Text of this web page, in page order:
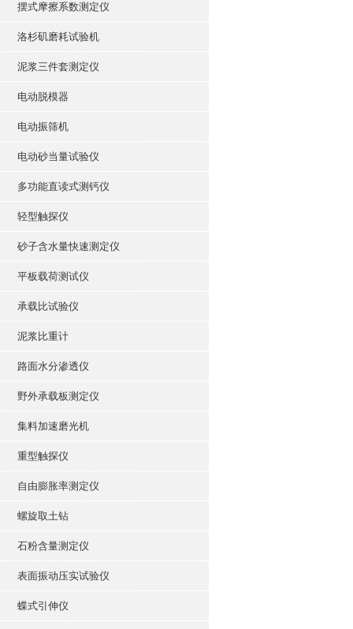
摆式摩擦系数测定仪
洛杉矶磨耗试验机
泥浆三件套测定仪
电动脱模器
电动振筛机
电动砂当量试验仪
多功能直读式测钙仪
轻型触探仪
砂子含水量快速测定仪
平板载荷测试仪
承载比试验仪
泥浆比重计
路面水分渗透仪
野外承载板测定仪
集料加速磨光机
重型触探仪
自由膨胀率测定仪
螺旋取土钻
石粉含量测定仪
表面振动压实试验仪
蝶式引伸仪